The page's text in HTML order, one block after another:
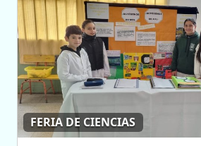
FERIA DE CIENCIAS